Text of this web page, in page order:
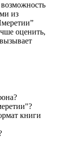
из
оценить,
книги